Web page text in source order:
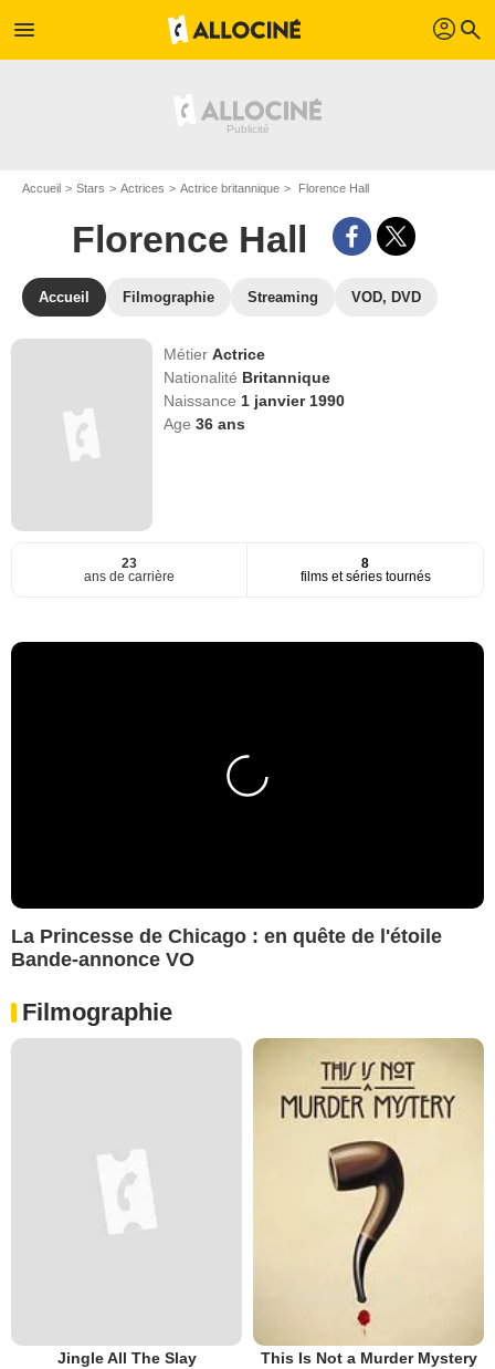
menu profil search
Accueil Stars Actrices Actrice britannique Florence Hall
Florence Hall
Accueil Filmographie Streaming VOD, DVD
MétierActrice
Nationalité Britannique
Naissance 1 janvier 1990
Age36 ans
23
ans de carrière
8
films et séries tournés
La Princesse de Chicago : en quête de l'étoile
Bande-annonce VO
Filmographie
Jingle All The Slay This Is Not a Murder Mystery